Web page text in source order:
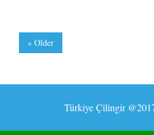
« Older
Türkiye Çilingir